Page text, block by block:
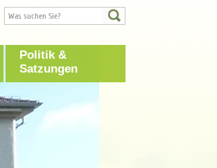
Politik &
Satzungen